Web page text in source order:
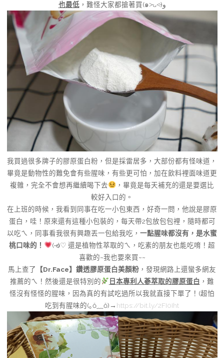
也最低
，難怪大家都搶著買(๑˃̵ᴗ˂̵)ﻭ
我買過很多牌子的膠原蛋白粉，但是採雷居多，大部份都有怪味道，
畢竟是動物性的難免會有些腥味，有些更可怕，加在飲料裡面味道更
複雜，完全不會想再繼續喝下去
，畢竟是每天補充的還是要選比
較好入口的。
在上班的時候，我看到同事在吃一小包東西，好奇一問，他說是膠原
蛋白，哇！原來還有這種小包裝的，每天帶2包放包包裡，隨時都可
以吃ㄟ，同事看我很有興趣丟一包給我吃， 一點腥味都沒有，是水蜜
桃口味的！
(•ө•)♡ 還是植物性萃取的ㄟ，吃素的朋友也能吃唷！超
喜歡的~我也要來買~~
馬上查了
【Dr.Face】鑽透膠原蛋白美顏粉 ，發現網路上還蠻多網友
推薦的ㄟ！然後還是很特別的
日本專利人蔘萃取的膠原蛋白 ，難
怪沒有怪怪的腥味 ，因為真的有試吃過所以我就直接下單了！ (超怕
吃到有腥味的(｡ŏ ŏ)→ https://bit.ly/2FI0Iht